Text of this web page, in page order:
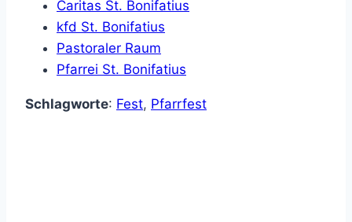
Caritas St. Bonifatius
kfd St. Bonifatius
Pastoraler Raum
Pfarrei St. Bonifatius
Schlagworte: Fest, Pfarrfest